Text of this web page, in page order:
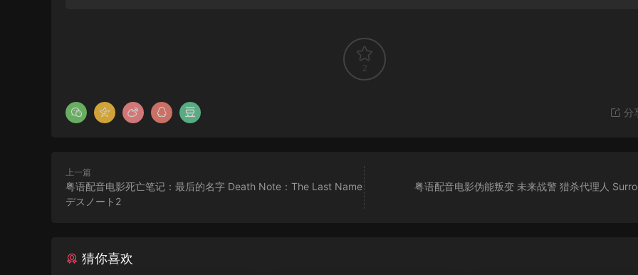
2
分
上一篇
粤语配音电影死亡笔记：最后的名字 Death Note：The Last Name
デスノート2
粤语配音电影伪能叛变 未来战警 猎杀代理人
猜你喜欢